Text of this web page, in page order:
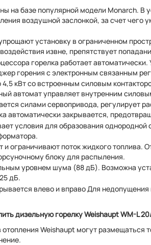
на базе популярной модели Monarch.
воздушной заслонкой, за счет
установку в ограниченном
извне, препятствует
горелка работает
горения с электронным связанным
кВт со встроенным силовым
автомат управляет внутренним
силами сервопривода, регулирует
автоматически закрывается,
условия для образования
ограничивают поток жидкого топлива.
блоку для распыления.
уровнем шума (88 дБ). Возможна
дБ.
влево и вправо Для
дизельную горелку Weishaupt WM-L
Weishaupt могут